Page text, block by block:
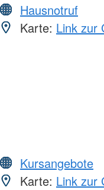
Hausnotruf
Karte: Link zur
Kursangebote
Karte: Link zur